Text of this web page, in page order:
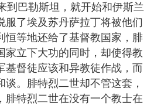
巴勒斯坦，就开始和伊斯兰
服了埃及苏丹萨拉丁将被他们
恒等地还给了基督教国家，腓
家立下大功的同时，却使得教
基督徒应该和异教徒作战，而
。腓特烈二世却不管这套，
腓特烈二世在没有一个教士在